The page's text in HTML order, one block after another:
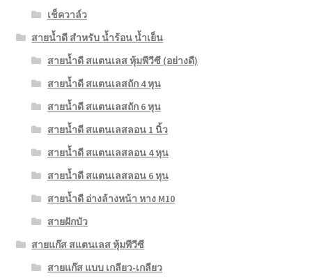
เช็ควาล์ว
สายน้ำดี สำหรับ น้ำร้อน น้ำเย็น
สายน้ำดี สแตนเลส หุ้มพีวีซี (อย่างดี)
สายน้ำดี สแตนเลสถัก 4 หุน
สายน้ำดี สแตนเลสถัก 6 หุน
สายน้ำดี สแตนเลสลอน 1 นิ้ว
สายน้ำดี สแตนเลสลอน 4 หุน
สายน้ำดี สแตนเลสลอน 6 หุน
สายน้ำดี อ่างล้างหน้า หาง M10
สายฝักบัว
สายแก๊ส สแตนเลส หุ้มพีวีซี
สายแก๊ส แบบ เกลียว-เกลียว